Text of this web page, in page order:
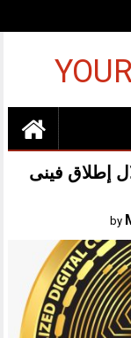
إطلاق فينى